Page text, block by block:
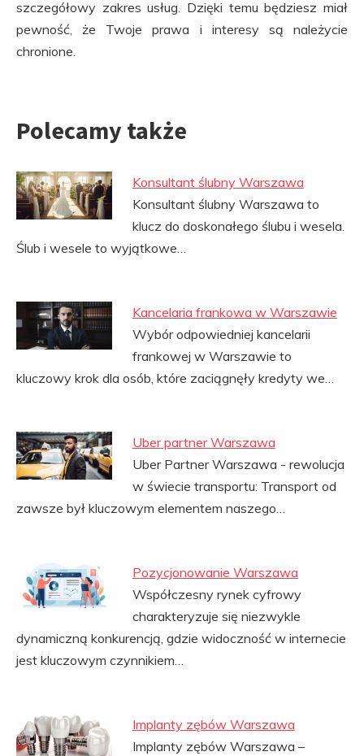
szczegółowy zakres usług. Dzięki temu będziesz miał
pewność, że Twoje prawa i interesy są należycie
chronione.
Polecamy także
Konsultant ślubny Warszawa
Konsultant ślubny Warszawa to
klucz do doskonałego ślubu i wesela.
Ślub i wesele to wyjątkowe…
Kancelaria frankowa w Warszawie
Wybór odpowiedniej kancelarii
frankowej w Warszawie to
kluczowy krok dla osób, które zaciągnęły kredyty we…
Uber partner Warszawa
Uber Partner Warszawa - rewolucja
w świecie transportu: Transport od
zawsze był kluczowym elementem naszego…
Pozycjonowanie Warszawa
Współczesny rynek cyfrowy
charakteryzuje się niezwykle
dynamiczną konkurencją, gdzie widoczność w internecie
jest kluczowym czynnikiem…
Implanty zębów Warszawa
Implanty zębów Warszawa –